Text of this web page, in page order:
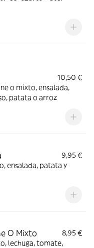
10,50 €
o mixto, ensalada,
patata o arroz
9,95 €
ensalada, patata y
O Mixto
8,95 €
lechuga, tomate,